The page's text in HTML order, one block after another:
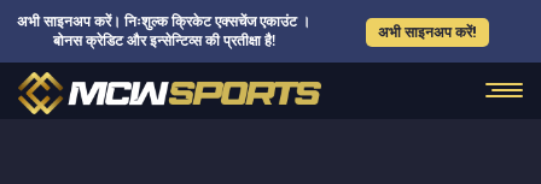
अभी साइनअप करें। निःशुल्क क्रिकेट एक्सचेंज एकाउंट ।
बोनस क्रेडिट और इन्सेन्टिव्स की प्रतीक्षा है!
अभी साइनअप करें!